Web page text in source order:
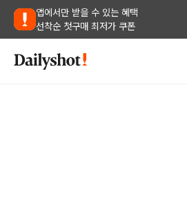
앱에서만 받을 수 있는 혜택
선착순 첫구매 최저가 쿠폰